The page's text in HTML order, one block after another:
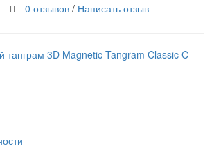
0 отзывов / Написать отзыв
танграм 3D Magnetic Tangram Classic C